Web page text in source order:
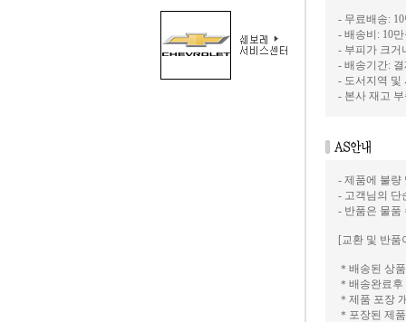
- 무료배송:
- 배송비: 10
- 부피가 크거
- 배송기간:
- 도서지역 및
- 본사 재고
- 제품에 불량
- 고객님의 단
- 반품은 물품
[교환 및 반품
＊배송된 상
＊배송완료
＊제품 포장
＊포장된 제